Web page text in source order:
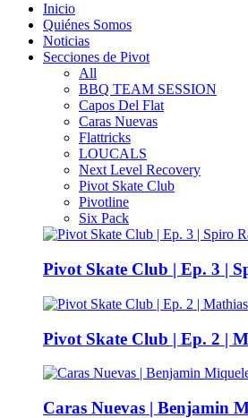
Inicio
Quiénes Somos
Noticias
Secciones de Pivot
All
BBQ TEAM SESSION
Capos Del Flat
Caras Nuevas
Flattricks
LOUCALS
Next Level Recovery
Pivot Skate Club
Pivotline
Six Pack
Pivot Skate Club | Ep. 3 |
Pivot Skate Club | Ep. 2 |
Caras Nuevas | Benjamin